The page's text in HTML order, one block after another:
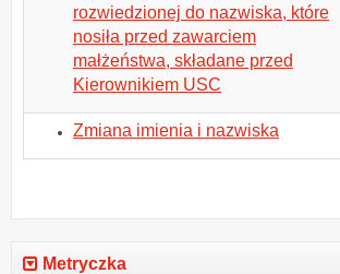
rozwiedzionej do nazwiska, które
nosiła przed zawarciem
małżeństwa, składane przed
Kierownikiem USC
Zmiana imienia i nazwiska
Metryczka